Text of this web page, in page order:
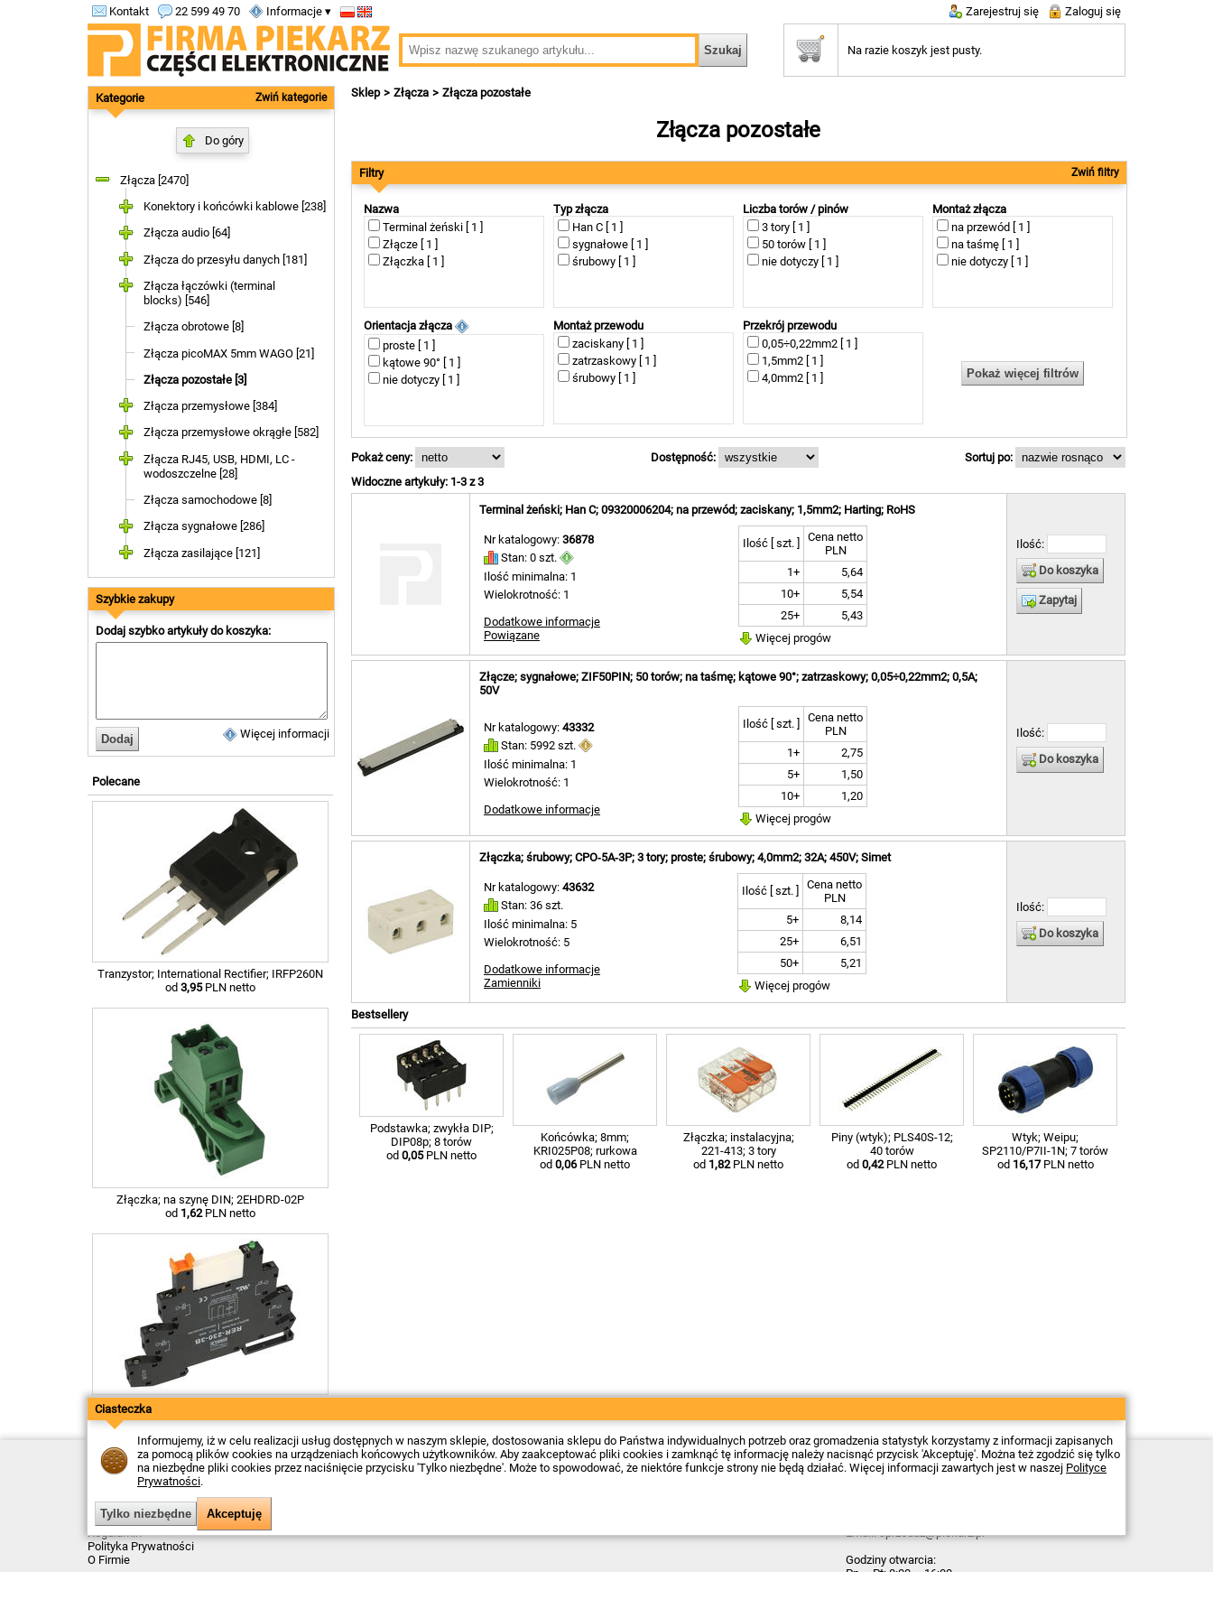
Kontakt 22 599 49 70 Informacje ▾ Zarejestruj się Zaloguj się
Na razie koszyk jest pusty.
Kategorie Zwiń kategorie
Do góry
Złącza [2470]
Konektory i końcówki kablowe [238]
Złącza audio [64]
Złącza do przesyłu danych [181]
Złącza łączówki (terminal
blocks) [546]
Złącza obrotowe [8]
Złącza picoMAX 5mm WAGO [21]
Złącza pozostałe [3]
Złącza przemysłowe [384]
Złącza przemysłowe okrągłe [582]
Złącza RJ45, USB, HDMI, LC -
wodoszczelne [28]
Złącza samochodowe [8]
Złącza sygnałowe [286]
Złącza zasilające [121]
Szybkie zakupy
Dodaj szybko artykuły do koszyka:
Więcej informacji
Polecane
Tranzystor; International Rectifier; IRFP260N
od 3,95PLN netto
Złączka; na szynę DIN; 2EHDRD-02P
od 1,62PLN netto
Przekaźnik; Dinkle; RER-230-3B
od27,43PLN netto
Sklep Złącza Złącza pozostałe
Złącza pozostałe
Filtry Zwiń filtry
Nazwa
Terminal żeński [ 1 ]
Złącze [ 1 ]
Złączka [ 1 ]
Typ złącza
Han C [ 1 ]
sygnałowe [ 1 ]
śrubowy [ 1 ]
Liczba torów / pinów
3 tory [ 1 ]
50 torów [ 1 ]
nie dotyczy [ 1 ]
Montaż złącza
na przewód [ 1 ]
na taśmę [ 1 ]
nie dotyczy [ 1 ]
Orientacja złącza
proste [ 1 ]
kątowe 90° [ 1 ]
nie dotyczy [ 1 ]
Montaż przewodu
zaciskany [ 1 ]
zatrzaskowy [ 1 ]
śrubowy [ 1 ]
Przekrój przewodu
0,05÷0,22mm2 [ 1 ]
1,5mm2 [ 1 ]
4,0mm2 [ 1 ]
Pokaż ceny: Dostępność:
Sortuj po:
Widoczne artykuły: 1-3 z 3
Terminal żeński; Han C; 09320006204; na przewód; zaciskany; 1,5mm2; Harting; RoHS
Nr katalogowy: 36878
Stan: 0 szt.
Ilość minimalna: 1
Wielokrotność: 1
Dodatkowe informacje
Powiązane
Ilość [ szt. ]
Cena netto
PLN
1+
5,64
10+
5,54
25+
5,43
Więcej progów
Ilość:
Do koszyka
Zapytaj
Złącze; sygnałowe; ZIF50PIN; 50 torów; na taśmę; kątowe 90°; zatrzaskowy; 0,05÷0,22mm2; 0,5A;
50V
Nr katalogowy: 43332
Stan: 5992 szt.
Ilość minimalna: 1
Wielokrotność: 1
Dodatkowe informacje
Ilość [ szt. ]
Cena netto
PLN
1+
2,75
5+
1,50
10+
1,20
Więcej progów
Ilość:
Do koszyka
Złączka; śrubowy; CPO‑5A‑3P; 3 tory; proste; śrubowy; 4,0mm2; 32A; 450V; Simet
Nr katalogowy: 43632
Stan: 36 szt.
Ilość minimalna: 5
Wielokrotność: 5
Dodatkowe informacje
Zamienniki
Ilość [ szt. ]
Cena netto
PLN
5+
8,14
25+
6,51
50+
5,21
Więcej progów
Ilość:
Do koszyka
Bestsellery
Podstawka; zwykła DIP;
DIP08p; 8 torów
od 0,05PLN netto
Końcówka; 8mm;
KRI025P08; rurkowa
od 0,06PLN netto
Złączka; instalacyjna;
221-413; 3 tory
od 1,82PLN netto
Piny (wtyk); PLS40S-12;
40 torów
od 0,42PLN netto
Wtyk; Weipu;
SP2110/P7II-1N; 7 torów
od 16,17PLN netto
Kontakt
Dostawa
Zwroty
Reklamacje
Regulamin
Polityka Prywatności
O Firmie
Sklep elektroniczny Firma Piekarz Sp. z o.o.
ul. Wólczyńska 206
Email:sprzedaz@piekarz.pl
Godziny otwarcia:
Pn – Pt: 8:00 – 16:00
Ciasteczka
Informujemy, iż w celu realizacji usług dostępnych w naszym sklepie, dostosowania sklepu do Państwa indywidualnych potrzeb oraz gromadzenia statystyk korzystamy z informacji zapisanych
za pomocą plików cookies na urządzeniach końcowych użytkowników. Aby zaakceptować pliki cookies i zamknąć tę informację należy nacisnąć przycisk 'Akceptuję'. Można też zgodzić się tylko
na niezbędne pliki cookies przez naciśnięcie przycisku 'Tylko niezbędne'. Może to spowodować, że niektóre funkcje strony nie będą działać. Więcej informacji zawartych jest w naszej Polityce
Prywatności.